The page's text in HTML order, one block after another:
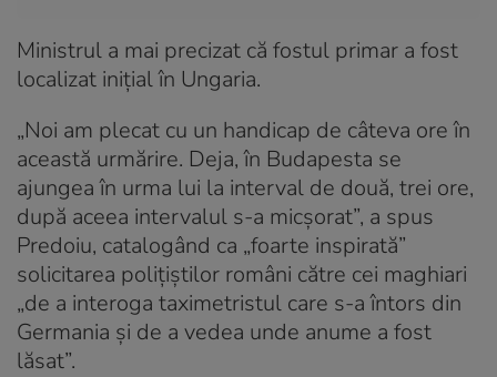
Ministrul a mai precizat că fostul primar a fost
localizat inițial în Ungaria.
„Noi am plecat cu un handicap de câteva ore în
această urmărire. Deja, în Budapesta se
ajungea în urma lui la interval de două, trei ore,
după aceea intervalul s-a micșorat”, a spus
Predoiu, catalogând ca „foarte inspirată”
solicitarea polițiștilor români către cei maghiari
„de a interoga taximetristul care s-a întors din
Germania și de a vedea unde anume a fost
lăsat”.